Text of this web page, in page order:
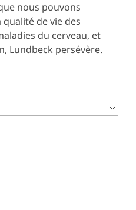
nous pouvons
de vie des
du cerveau, et
Lundbeck persévère.